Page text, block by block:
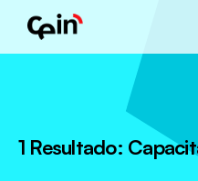
1 Resultado: